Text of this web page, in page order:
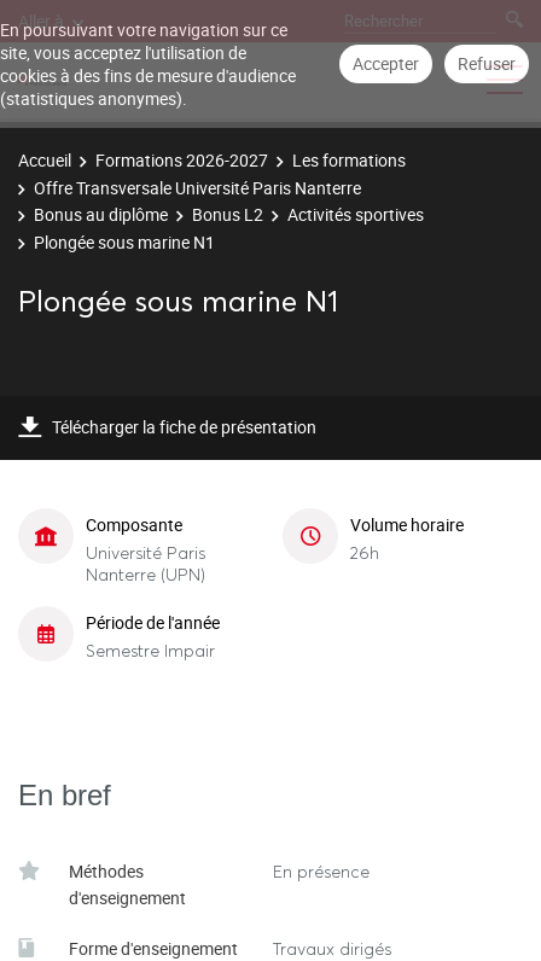
En poursuivant votre navigation sur ce
site, vous acceptez l'utilisation de
cookies à des fins de mesure d'audience
(statistiques anonymes).
Accepter Refuser
Aller à
Accueil Formations 2026-2027
Les formations
Offre Transversale Université Paris Nanterre
Bonus au diplôme
Bonus L2
Activités sportives
Plongée sous marine N1
Plongée sous marine N1
Télécharger la fiche de présentation
Composante
Université Paris
Nanterre (UPN)
Volume horaire
26h
Période de l'année
Semestre Impair
En bref
Méthodes
d'enseignement
En présence
Forme d'enseignement Travaux dirigés